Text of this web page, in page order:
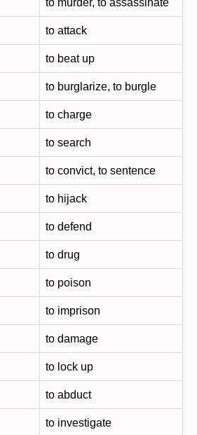
to attack
to beat up
to burglarize, to burgle
to charge
to search
to convict, to sentence
to hijack
to defend
to drug
to poison
to imprison
to damage
to lock up
to abduct
to investigate